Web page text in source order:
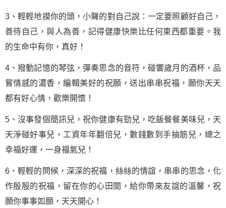
3、輕輕地摸你的頭，小聲的對自己說：一定要照顧好自己，
善待自己，與人為善，記得健康快樂比任何東西都重要。我
的生命中有你，真好！
4、撥動記憶的琴弦，彈奏思念的音符，碰響歲月的酒杯，品
嘗情感的濃香，編輯美好的祝願，送出串串祝福，願你天天
都有好心情，歡樂開懷！
5、沒事發個簡訊兒，祝你健康有勁兒，吃飯餐餐美味兒，天
天淨碰好事兒，工資年年翻倍兒，數錢數到手抽筋兒，總之
幸福好運，一身福氣兒！
6、輕輕的問候，深深的祝福，絲絲的情誼，串串的思念，化
作殷殷的祝福，留在你的心田間，給你帶來友誼的溫馨，祝
願你事事如願，天天開心！